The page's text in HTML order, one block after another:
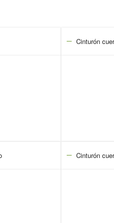
Cinturón
Cinturón